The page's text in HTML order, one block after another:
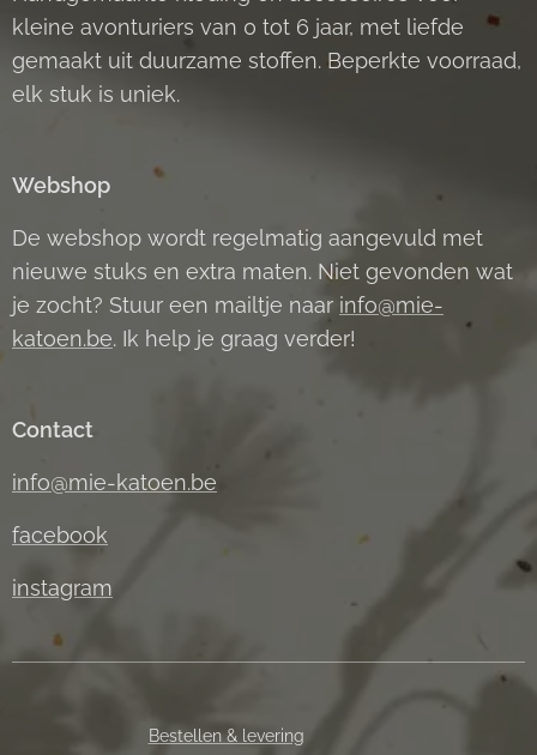
kleine avonturiers van 0 tot 6 jaar, met liefde
gemaakt uit duurzame stoffen. Beperkte voorraad,
elk stuk is uniek.
Webshop
De webshop wordt regelmatig aangevuld met
nieuwe stuks en extra maten. Niet gevonden wat
je zocht? Stuur een mailtje naar info@mie-
katoen.be. Ik help je graag verder!
Contact
info@mie-katoen.be
facebook
instagram
Bestellen & levering